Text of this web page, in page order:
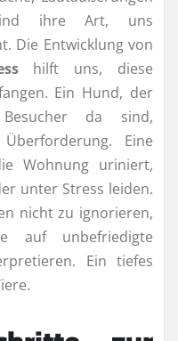
ihre Art, uns
Die Entwicklung von
hilft uns, diese
Ein Hund, der
da sind,
Eine
Wohnung uriniert,
unter Stress leiden.
nicht zu ignorieren,
auf unbefriedigte
Ein tiefes